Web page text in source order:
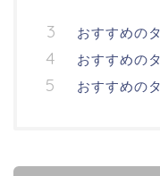
おすすめの
おすすめの
おすすめの